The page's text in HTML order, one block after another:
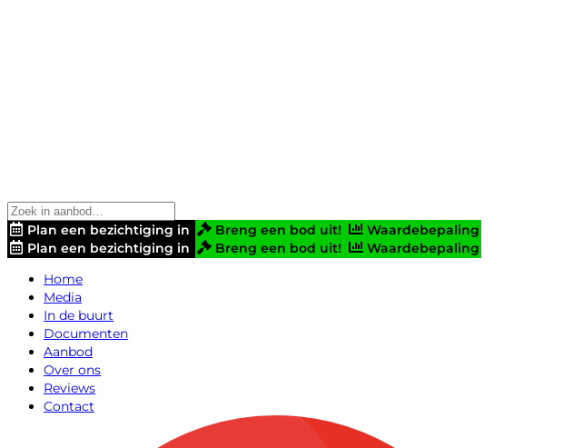
Plan een bezichtiging in Breng een bod uit!
Waardebepaling
Plan een bezichtiging in
Breng een bod uit!
Waardebepaling
Home
Media
In de buurt
Documenten
Aanbod
Over ons
Reviews
Contact